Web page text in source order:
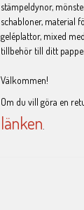
stämpeldynor,
schabloner, material
geléplattor, mixed
tillbehör till ditt
Välkommen!
Om du vill göra en
länken